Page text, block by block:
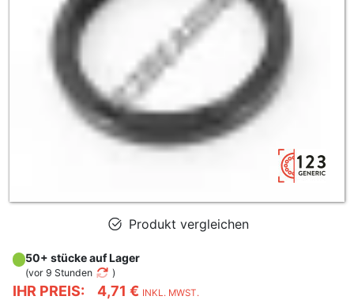
Produkt vergleichen
IHR PREIS: 4,71 € INKL. MWST.
50+ stücke auf Lager
(vor 9 Stunden )